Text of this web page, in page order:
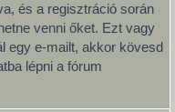
és a regisztráció során
venni őket. Ezt vagy
egy e-mailt, akkor kövesd
lépni a fórum